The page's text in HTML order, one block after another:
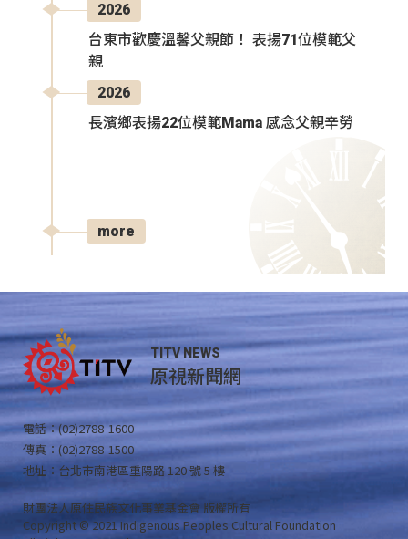
2026
台東市歡慶溫馨父親節！ 表揚71位模範父
親
2026
長濱鄉表揚22位模範Mama 感念父親辛勞
more
TITV NEWS
原視新聞網
電話：(02)2788-1600
傳真：(02)2788-1500
地址：台北市南港區重陽路 120 號 5 樓
財團法人原住民族文化事業基金會 版權所有
Copyright © 2021 Indigenous Peoples Cultural Foundation